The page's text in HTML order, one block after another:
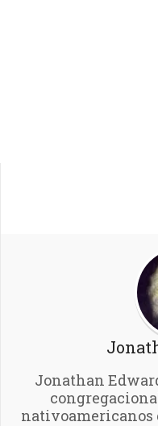
Jonathan
nativoamericanos